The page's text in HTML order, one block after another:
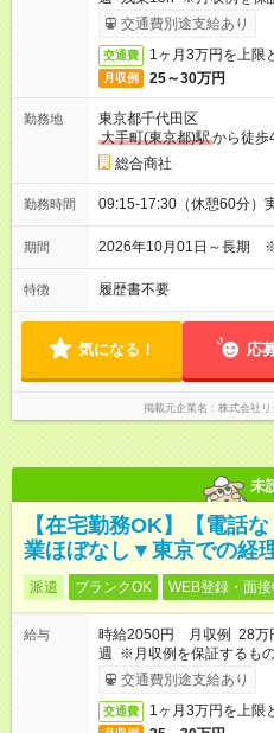
交通費別途支給あり
交通費 1ヶ月3万円を上限
月収例 25～30万円
勤務地
東京都千代田区
大手町(東京都)駅から徒歩
総合商社
勤務時間 09:15-17:30（休憩60分）
期間 2026年10月01日～長期
特徴 履歴書不要
気になる！ 応
掲載元企業名 株式会社リ
未
【在宅勤務OK】【電話
業ほぼなし▼東京での経
派遣 ブランクOK WEB登録・面
給与
時給2050円 月収例 28万
週 ※月収例を保証するも
ービス利用可（利用条件有）
交通費別途支給あり
交通費 1ヶ月3万円を上限